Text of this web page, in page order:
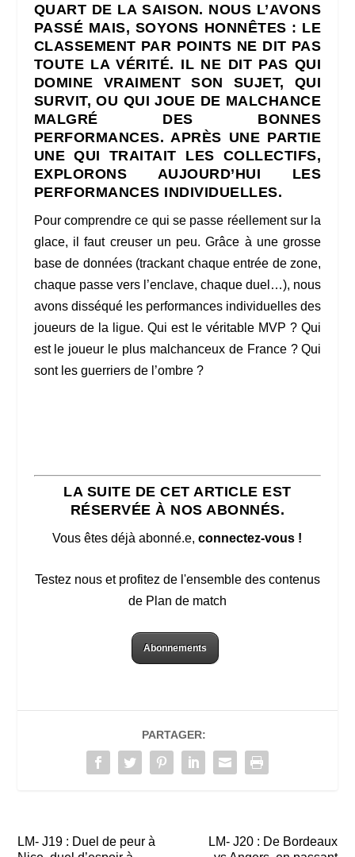
QUART DE LA SAISON. NOUS L’AVONS
PASSÉ MAIS, SOYONS HONNÊTES : LE
CLASSEMENT PAR POINTS NE DIT PAS
TOUTE LA VÉRITÉ. IL NE DIT PAS QUI
DOMINE VRAIMENT SON SUJET, QUI
SURVIT, OU QUI JOUE DE MALCHANCE
MALGRÉ DES BONNES
PERFORMANCES. APRÈS UNE PARTIE
UNE QUI TRAITAIT LES COLLECTIFS,
EXPLORONS AUJOURD’HUI LES
PERFORMANCES INDIVIDUELLES.
Pour comprendre ce qui se passe réellement sur la
glace, il faut creuser un peu. Grâce à une grosse
base de données (trackant chaque entrée de zone,
chaque passe vers l’enclave, chaque duel…), nous
avons disséqué les performances individuelles des
joueurs de la ligue. Qui est le véritable MVP ? Qui
est le joueur le plus malchanceux de France ? Qui
sont les guerriers de l’ombre ?
LA SUITE DE CET ARTICLE EST
RÉSERVÉE À NOS ABONNÉS.
Vous êtes déjà abonné.e,connectez-vous !
Testez nous et profitez de l'ensemble des contenus
de Plan de match
Abonnements
PARTAGER:
LM- J19 : Duel de peur à
LM- J20 : De Bordeaux